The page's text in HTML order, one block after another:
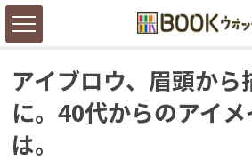
アイブロウ、眉頭から
に。40代からのアイ
は。